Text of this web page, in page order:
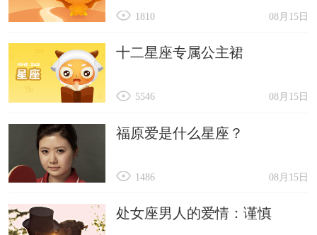
08月15日
1810
十二星座专属公主裙
08月15日
5546
福原爱是什么星座？
08月15日
1486
处女座男人的爱情：谨慎